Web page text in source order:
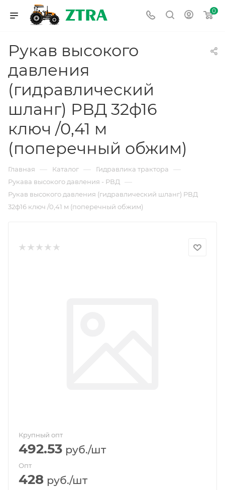
0
Рукав высокого
давления
(гидравлический
шланг) РВД 32ф16
ключ /0,41 м
(поперечный обжим)
Главная — Каталог — Гидравлика трактора —
Рукава высокого давления - РВД —
Рукав высокого давления (гидравлический шланг) РВД
32ф16 ключ /0,41 м (поперечный обжим)
Крупный опт
492.53 руб./шт
Опт
428 руб./шт